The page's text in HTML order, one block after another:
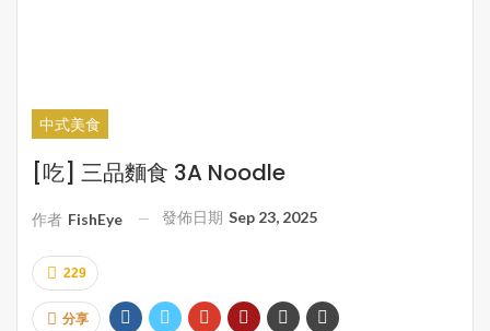
中式美食
[吃] 三品麵食 3A Noodle
作者 FishEye 發佈日期 Sep 23, 2025
229
分享